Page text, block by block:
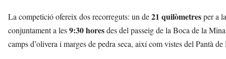
La competició ofereix dos recorreguts: un de21 quilòmetresper a
conjuntament a les9:30 horesdes del passeig de la Boca de la
camps d’olivera i marges de pedra seca, així com vistes del Pantà de